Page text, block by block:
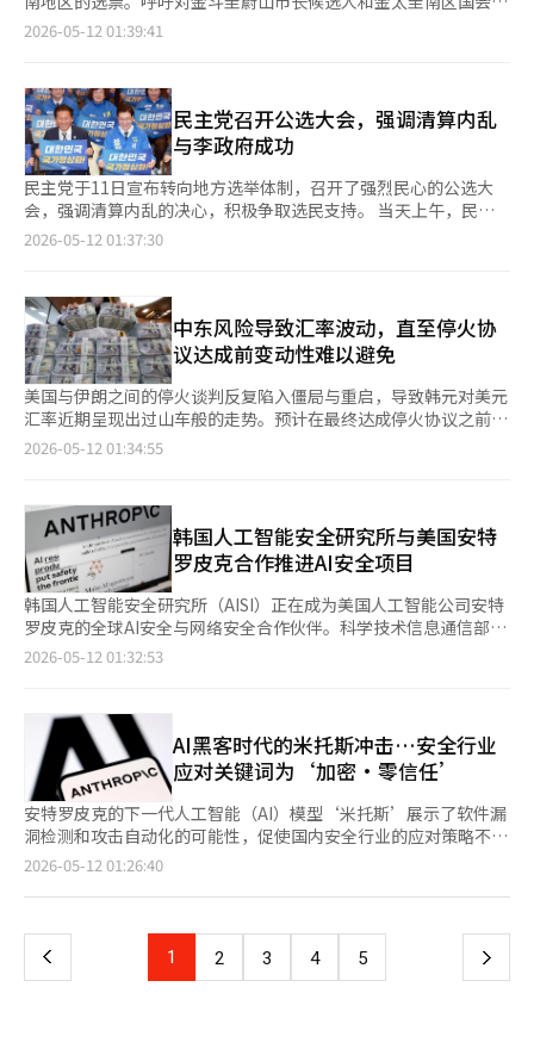
滥用妨碍权利行使的嫌疑，继续在国家情报资源管理局光州中心对
大检察厅的E-Pros服务器进行强制搜查，同时在大检察厅拒绝提
强制搜查令。 关于德意志汽车股价操控案件调查掩盖的疑云，特
检团队也在对当时调查组的检察官进行参考人调查。与金夫人的迪
奥包收受疑云相关，大检察厅和法务部也相继进行了强制搜查。
合参谋内乱同谋的疑云也在追踪中。特检团队上周对合参谋相关人
员进行了首次嫌疑人调查。关于国军防谍司令部黑名单的疑云，已
执行了验证令以确认人事信息数据库（DB）。 最近，特检团队似
乎最为集中于与‘罗相元笔记本’相关的调查。6日对延坪岛的设
施进行验证后，8日又对首尔冠岳区的设施进行了验证。这些地点
境，以证明罗相元前情报司令官的内乱目的杀人预备阴谋的嫌疑。
特检团队还将前国防部长金永贤和罗前司令官等人以犯罪团体组织
的嫌疑立案，扩大调查范围。 法律界对已因内乱嫌疑被起诉的事
实关系增加新嫌疑的实效性意见不一。由于调查范围广泛，提出了
在剩余时间内需要选择和集中调查的意见。 此外，特检团队还在
调查△首尔阳平高速公路特惠 △统一教远征赌博调查掩盖 △官邸
迁移预算非法执行等疑云。预计将于13日对前国土交通部第一次官
的调查和资料获取可能需要相当长的时间，调查长期化的可能性也
被提出。※ 本报道经人工智能（AI）系统翻译与编辑。
他指出，像“我不会对此作出反应”这样的冷静回应可以削弱自恋
者的力量。每天详细记录发生的事情，建立时间线，以便在斗争中
自恋者有许多相似之处。隐藏在幕后的他其实是一个胆小而卑微的
小男人。多萝西、稻草人、铁皮人和胆小的狮子都相信他是一个无
所不知、能给予一切的存在，但最终他们意识到必须在自己内心寻
找答案。在电影的最后，多萝西用红色鞋跟轻轻敲打，回到了家。
那是回归本我、真实自我的过程。安全分手公式就是通过强行揭开
那道幕布，或威胁要这样做，从而暴露自恋者。”（第41页） 三
次被欺骗的土地=崔允京著，伊康。 作为金融行业出身的政治家和
公民社会运动者，作者将自己在金融、政治和公民运动领域亲历的
公共政策屡屡失败的原因，以及在这一过程中无人承担责任的现
实。对于想了解新闻中大型开发项目或公共政策为何总是失败，或
希望从现实故事中理解政治与行政的读者来说，这本书将引人入
胜。 这部以“超现实主义黑色喜剧”为主题的小说追踪了一个地
区的开发项目如何在15年内走向失败。以虚构的海滨城市“芦苇
湾”为背景，承诺通过堵海致富、大企业和全球大学的引进计划、
数万亿投资协议等美好宣言不断出现。然而，现实中留下的只有停
工、诉讼和巨额债务。没有人承担责任。 这部小说也是作者的故
景象，既不是悲剧也不是喜剧，太过荒唐，无法用正常的思维理
解。” “‘被欺骗的人在，但欺骗的人却看不见。’杜丽慢慢走
在堤坝上。芦苇湾的陆地部和海洋部之间是一道巨大的混凝土墙。
曾被称为‘工业大动脉’的道路旁，排水沟里长满了杂草。每当风
吹过，芦苇似乎在互相点头，进行着秘密会议。”（第10页） ※
本报道经人工智能（AI）系统翻译与编辑。
员补选候选人给予压倒性支持，同时对脱党后加入共同民主党的金
式”上表示：“此次地方选举是保卫蔚山和保卫韩国的战争”，并
呼吁：“请在此次选举中对无视人民、践踏宪法、从根本上破坏韩
国的势力进行严惩。”张代表指出：“检察院已被解散，警察成为
权力的奴隶，如今媒体也无法自由地代表人民。”并表示：“司法
机关也已被掌控。现在为了掩盖总统的罪行，甚至要推动特别检察
院，这是不可想象的事情。”他进一步强调：“如果为了掩盖总统
的罪行而通过撤销起诉的特别检察院，那就不再是国家。”并表
示：“为了让李在明的审判重新开始并入狱，必须在蔚山取得胜
行政经验。”并称：“无论多么困难，他始终与国民力量并肩守护
蔚山。”针对共同民主党候选人金相旭，他表示：“在风浪中，曾
与大家同舟共济的人，怎么能在放火后独自乘救生艇逃跑，来承担
蔚山市民的责任呢？”并呼吁：“请在此次选举中用选票来证明背
叛的代价。”国会院内代表宋彦锡也表示：“人不能忘记自己的根
本。”并指出：“不仅对支持自己的人吐口水，还撒下辣椒粉的背
叛行为绝不能被容忍。”他强调：“容忍这种行为是在玷污蔚山市
民的尊严。”他还表示：“我认为蔚山市长的胜利已经注定。”并
复正常，必须有对这项工作最为精通的人。”张东赫领导层正在以
庆南地区为中心，继续开展地方行程。在前一天访问了釜山和大邱
后，今天又来到蔚山，意在巩固保守派的根基。张代表计划于12日
访问忠南党和庆北党，进一步扩大活动范围。※ 本报道经人工智
能（AI）系统翻译与编辑。
2026-05-12 01:39:41
民主党召开公选大会，强调清算内乱
与李政府成功
民主党于11日宣布转向地方选举体制，召开了强烈民心的公选大
会，强调清算内乱的决心，积极争取选民支持。 当天上午，民主
党在江原道春川市召开了现场选对委员会会议，并在江原和首尔举
道知事候选人宇相浩，以支持克服内乱和国家正常化，确保李在明
政府的成功。 正主席表示：“市民的努力使得紧急状态得以解
除，我们正在克服内乱，走向国家正常化。这次选举是李在明政府
成功的绝佳机会。宇候选人是与李在明政府共同实现国家治理理念
的可靠伙伴。” 随后，在春川举行的江原道公选大会上，正主席
再次聚集支持力量，强调通过地方选举胜利清算内乱的决心。 正
主席指出：“这次地方选举是为了克服政治压迫和对李在明的打击
等不正常国家的现状，致力于国家正常化的过程。” 提到宇候选
单独行动。他是最了解总统思想和国家治理理念的人，将成为李在
明总统与江原道共同迈向大跃进的幸运钥匙。” 对此，宇候选人
也强调：“通过这次地方选举，我们必须实现总统关于地方时代大
转型的国家治理理念。”他对获得公选的候选人表示：“你们的胜
利就是民主党的胜利。如果你们失败，民主党和总统也将失败。”
此外，民主党在下午举行的首尔公选大会上，正主席再次强调了恢
复首尔及地方选举胜利的必要性。 正主席表示：“26年的时代精
神是国家正常化。克服紧急状态和内乱，将扭曲的非正常状态恢复
地方选举胜利和李在明政府成功的使命感。 正元午首尔市长候选
人也表示：“此次首尔选举的时代精神是地方政府能力的更
替。”他主张：“必须改变无能的现任市长体制，创造高效的首尔
市行政。” 他还指出，如果国民力量的首尔市长候选人吴世勋当
选，将在四年内与李总统对立，继续争斗。他强调：“只有正元午
当选，首尔市民才能幸福，首尔才能发展。我们一定要更换首尔市
的行政力量，创造一个让市民感受到效能的首尔。”※ 本报道经
人工智能（AI）系统翻译与编辑。
2026-05-12 01:37:30
中东风险导致汇率波动，直至停火协
议达成前变动性难以避免
美国与伊朗之间的停火谈判反复陷入僵局与重启，导致韩元对美元
汇率近期呈现出过山车般的走势。预计在最终达成停火协议之前，
汇率的波动性将持续。 在11日的首尔外汇市场上，韩元对美元汇
涨至1476韩元，显示出明显的波动性。 近期外汇市场因美国与伊
朗的谈判相关消息而频繁波动。上个月初，汇率曾威胁突破1500
韩元，但随着美伊进入谈判阶段，汇率迅速回落。然而，每当谈判
破裂的可能性和地缘政治紧张局势再次显现时，汇率又会急剧反
弹，波动性依然较高。 实际上，在6日，韩元对美元汇率因外资大
规模购买国内股票以及对美伊停火的期待，盘中一度跌破1440韩
元。然而，在8日地缘政治紧张局势再次升级时，汇率在一天内反
弹近20韩元，反映出市场的不安情绪。 目前，中东风险扩散至全
14日举行的美中领导人峰会前，美国也不希望中东风险扩大，因为
战争若长期化，中国可能会将伊朗问题作为谈判筹码，从而削弱美
国在对华谈判中的力量。 此外，近期日元走强也被认为是缓解韩
元贬值压力的因素之一。日元因日本政府对市场干预的警惕和对利
率政策变化的预期而持续走强。市场普遍认为，日元的强势将引导
亚洲货币的整体同步，从而对韩元产生积极影响。 外部供需条件
同样是韩元的积极因素。根据韩国银行的数据，3月份经常账户盈
余达到3733亿美元，创下历史新高。这是继2月份（2319亿美元）
之后连续两个月创下历史最大记录。经常账户盈余的扩大增加了国
中东风险再次扩大时，汇率可能重新威胁1500韩元的可能性。由
于谈判和停火讨论反复进行，预计在最终达成协议之前，汇率将保
持高波动性。如果国际油价再次急剧上涨，进口物价上升和风险规
2026-05-12 01:34:55
韩国人工智能安全研究所与美国安特
罗皮克合作推进AI安全项目
韩国人工智能安全研究所（AISI）正在成为美国人工智能公司安特
罗皮克的全球AI安全与网络安全合作伙伴。科学技术信息通信部向
安特罗皮克提出了以AISI为中心的安全合作体系建设建议，这表明
的AI安全与网络安全合作体系建设方案。 AISI是于2024年11月成
立的韩国电子通信研究院（ETRI）下属组织。它是韩国在2024年
5月举行的“AI首尔峰会”后成立的第六个AI安全专门机构，负责
AI风险评估、政策研究和全球合作体系建设，目前正在推进与
ETRI的逐步独立。 此次提案引起关注，因为它与安特罗皮克正在
推进的全球安全伙伴关系“项目玻璃翅”相吻合。项目玻璃翅是一
个利用AI检测和修补全球软件安全漏洞的行业共同安全倡议。 安特
罗皮克主导该项目，参与者包括亚马逊网络服务（AWS）、谷歌、
微软（MS）、苹果、英伟达等全球大科技公司。海外公共机构
CrowdStrike、博通、帕洛阿尔托网络、Cloudflare、摩根大通等
安全、基础设施和金融企业也成为合作伙伴。 项目的核心是安特
2026-05-12 01:32:53
AI黑客时代的米托斯冲击…安全行业
应对关键词为‘加密·零信任’
安特罗皮克的下一代人工智能（AI）模型‘米托斯’展示了软件漏
洞检测和攻击自动化的可能性，促使国内安全行业的应对策略不断
升级。安全行业指出，AI并不是创造新的黑客方式，而是加快了对
转向探测、响应自动化、数据加密和基于零信任的安全策略。 据
天上午与安特罗皮克全球政策总监迈克尔·塞利托会面，讨论AI与
网络安全领域的合作方案。政府正在探讨获取米托斯访问权限及参
2026-05-12 01:26:40
上
页
1 2 3 4 5 下